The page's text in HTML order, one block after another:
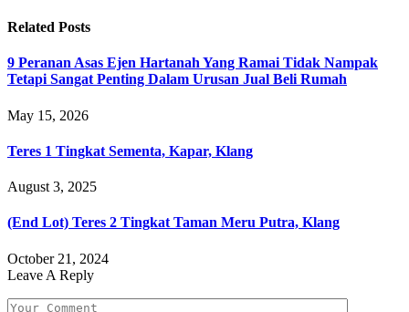
Related Posts
9 Peranan Asas Ejen Hartanah Yang Ramai Tidak Nampak
Tetapi Sangat Penting Dalam Urusan Jual Beli Rumah
May 15, 2026
Teres 1 Tingkat Sementa, Kapar, Klang
August 3, 2025
(End Lot) Teres 2 Tingkat Taman Meru Putra, Klang
October 21, 2024
Leave A Reply